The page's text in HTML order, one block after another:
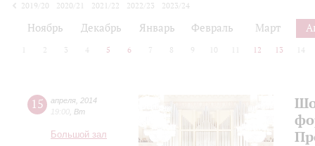
2019/20
2020/21 2021/22 2022/23
2023/24
Ноябрь Декабрь Январь Февраль Март
2 3 4 5 6 7 8 9 10 12 13 14
15 апреля 2014
19:00 Вт
Большой зал